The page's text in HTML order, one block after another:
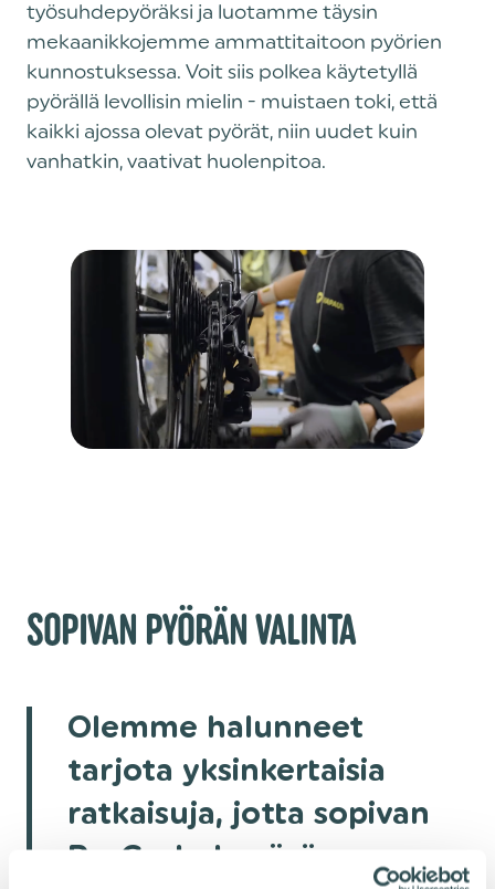
työsuhdepyöräksi ja luotamme täysin
mekaanikkojemme ammattitaitoon pyörien
kunnostuksessa. Voit siis polkea käytetyllä
pyörällä levollisin mielin - muistaen toki, että
kaikki ajossa olevat pyörät, niin uudet kuin
vanhatkin, vaativat huolenpitoa.
SOPIVAN PYÖRÄN VALINTA
Olemme halunneet
tarjota yksinkertaisia
ratkaisuja, jotta sopivan
PreCycled pyörän